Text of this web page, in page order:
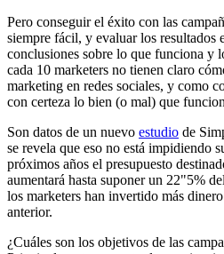
Pero conseguir el éxito con las
siempre fácil, y evaluar los resultados
conclusiones sobre lo que funciona y
cada 10 marketers no tienen claro
marketing en redes sociales, y como
con certeza lo bien (o mal) que
Son datos de un nuevo estudio de
se revela que eso no está impidiendo
próximos años el presupuesto
aumentará hasta suponer un 22"5%
los marketers han invertido más
anterior.
¿Cuáles son los objetivos de las